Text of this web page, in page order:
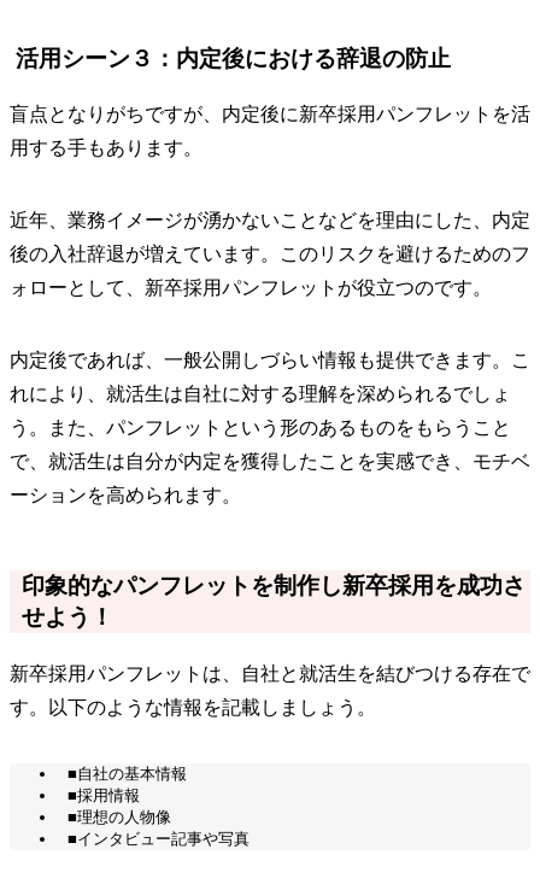
活用シーン３：内定後における辞退の防止
盲点となりがちですが、内定後に新卒採用パンフレットを活
用する手もあります。
近年、業務イメージが湧かないことなどを理由にした、内定
後の入社辞退が増えています。このリスクを避けるためのフ
ォローとして、新卒採用パンフレットが役立つのです。
内定後であれば、一般公開しづらい情報も提供できます。こ
れにより、就活生は自社に対する理解を深められるでしょ
う。また、パンフレットという形のあるものをもらうこと
で、就活生は自分が内定を獲得したことを実感でき、モチベ
ーションを高められます。
印象的なパンフレットを制作し新卒採用を成功さ
せよう！
新卒採用パンフレットは、自社と就活生を結びつける存在で
す。以下のような情報を記載しましょう。
■自社の基本情報
■採用情報
■理想の人物像
■インタビュー記事や写真